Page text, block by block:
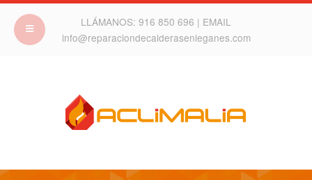
LLÁMANOS: 916 850 696 | EMAIL
info@reparaciondecalderasenleganes.com